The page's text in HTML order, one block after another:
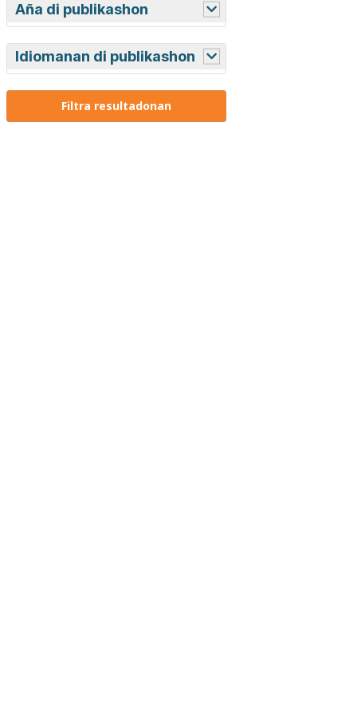
Aña di publikashon
Idiomanan di publikashon
Ingles
Hulandes
Papiamento (Aruba)
Papiamentu (Boneiru/Kòrsou)